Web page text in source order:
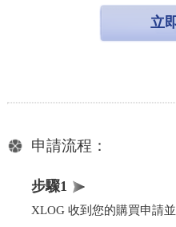
立
申請流程：
步驟1
XLOG 收到您的購買申請